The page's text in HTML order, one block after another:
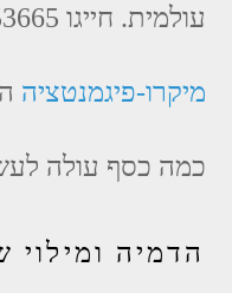
עולמית. חייגו 0537553665
מיקרו-פיגמנטציה
כמה כסף עולה
הדמיה ומילוי